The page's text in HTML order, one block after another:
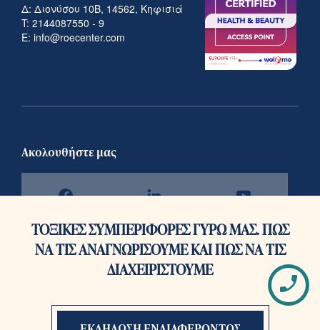
ΤΟΞΙΚΕΣ ΣΥΜΠΕΡΙΦΟΡΕΣ ΓΥΡΩ ΜΑΣ. ΠΩΣ
ΝΑ ΤΙΣ ΑΝΑΓΝΩΡΙΣΟΥΜΕ ΚΑΙ ΠΩΣ ΝΑ ΤΙΣ
ΔΙΑΧΕΙΡΙΣΤΟΥΜΕ
Δ: Διονύσου 10Β, 14562, Κηφισιά
T: 2144087550 - 9
E: info@roecenter.com
Ακολουθήστε μας
© roē 2026 All Right Reserved